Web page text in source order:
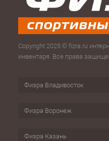
Copyright 2025 © fizra.ru
инвентаря. Все права
Физра Владивосток
Физра Воронеж
Физра Казань